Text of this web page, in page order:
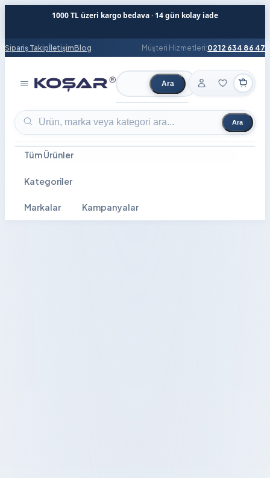
1000 TL üzeri kargo bedava · 14 gün kolay iade
Sipariş TakipİletişimBlog Müşteri Hizmetleri:0212 634 86 47
Ürün ara Ara
Ürün ara Ara
Tüm Ürünler
Kategoriler
Markalar Kampanyalar